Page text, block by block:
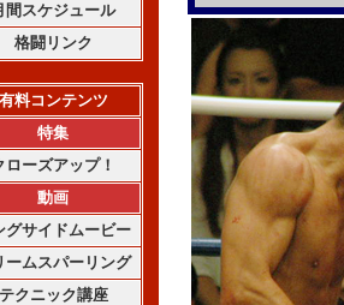
間スケジュール
格闘リンク
有料コンテンツ
特集
ローズアップ！
動画
グサイドムービー
ームスパーリング
テクニック講座